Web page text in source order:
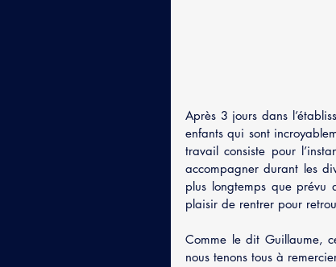
Après 3 jours dans
enfants qui sont
travail consiste pour
accompagner durant les
plus longtemps que prévu
plaisir de rentrer pour
Comme le dit Guillaume,
nous tenons tous à